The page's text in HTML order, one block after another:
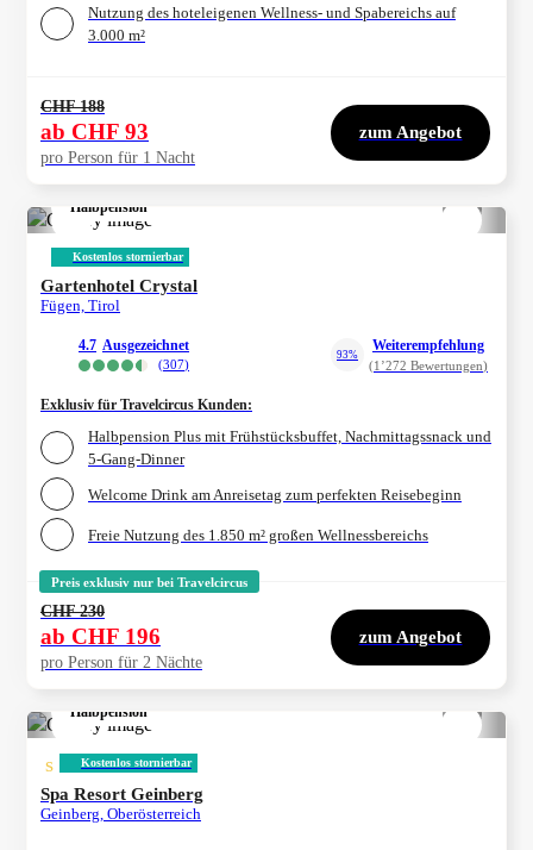
Nutzung des hoteleigenen Wellness- und Spabereichs auf
3.000 m²
CHF 188
ab CHF 93
pro Person für 1 Nacht
zum Angebot
Halbpension
Kostenlos stornierbar
Gartenhotel Crystal
Fügen, Tirol
4.7 ausgezeichnet
(307)
93%
Weiterempfehlung
(1’272 Bewertungen)
Exklusiv für Travelcircus Kunden:
Halbpension Plus mit Frühstücksbuffet, Nachmittagssnack und
5-Gang-Dinner
Welcome Drink am Anreisetag zum perfekten Reisebeginn
Freie Nutzung des 1.850 m² großen Wellnessbereichs
Preis exklusiv nur bei Travelcircus
CHF 230
ab CHF 196
pro Person für 2 Nächte
zum Angebot
Halbpension
s Kostenlos stornierbar
Spa Resort Geinberg
Geinberg, Oberösterreich